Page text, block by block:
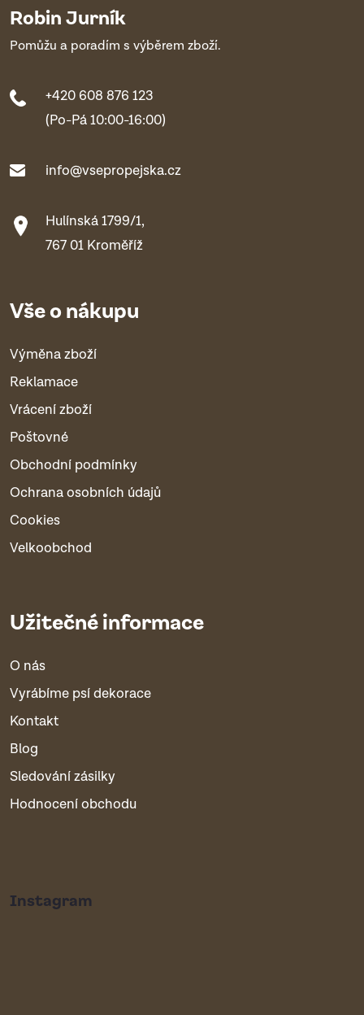
Robin Jurník
Pomůžu a poradím s výběrem zboží.
+420 608 876 123
(Po-Pá 10:00-16:00)
info@vsepropejska.cz
Hulínská 1799/1,
767 01 Kroměříž
Vše o nákupu
Výměna zboží
Reklamace
Vrácení zboží
Poštovné
Obchodní podmínky
Ochrana osobních údajů
Cookies
Velkoobchod
Užitečné informace
O nás
Vyrábíme psí dekorace
Kontakt
Blog
Sledování zásilky
Hodnocení obchodu
Instagram